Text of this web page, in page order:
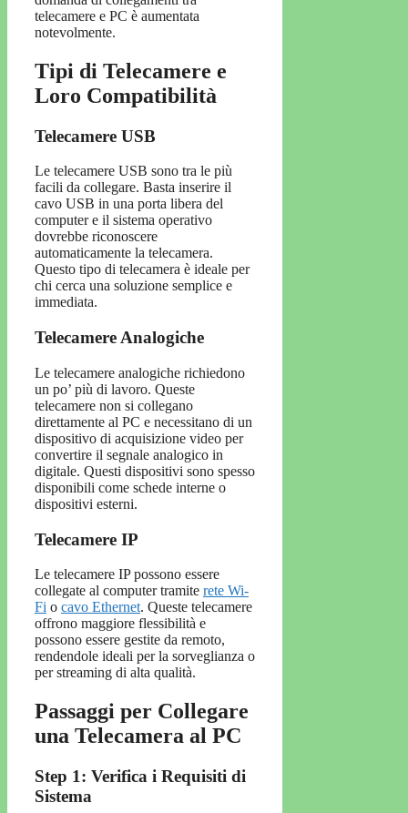
telecamere e PC è aumentata
notevolmente.
Tipi di Telecamere e
Loro Compatibilità
Telecamere USB
Le telecamere USB sono tra le più
facili da collegare. Basta inserire il
cavo USB in una porta libera del
computer e il sistema operativo
dovrebbe riconoscere
automaticamente la telecamera.
Questo tipo di telecamera è ideale per
chi cerca una soluzione semplice e
immediata.
Telecamere Analogiche
Le telecamere analogiche richiedono
un po’ più di lavoro. Queste
telecamere non si collegano
direttamente al PC e necessitano di un
dispositivo di acquisizione video per
convertire il segnale analogico in
digitale. Questi dispositivi sono spesso
disponibili come schede interne o
dispositivi esterni.
Telecamere IP
Le telecamere IP possono essere
collegate al computer tramite rete Wi-
Fi o cavo Ethernet. Queste telecamere
offrono maggiore flessibilità e
possono essere gestite da remoto,
rendendole ideali per la sorveglianza o
per streaming di alta qualità.
Passaggi per Collegare
una Telecamera al PC
Step 1: Verifica i Requisiti di
Sistema